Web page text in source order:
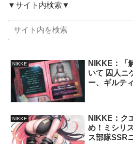
▼サイト内検索▼
NIKKE
NIKKE：「
いて 囚人ニ
ー、ギルテ
NIKKE
NIKKE：ク
め！ミシリ
ス部隊SSR